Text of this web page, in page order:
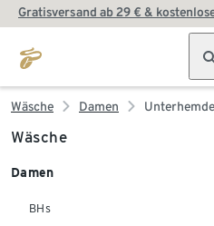
Gratisversand ab 29 € &
Wäsche Damen
Wäsche
Damen
BHs